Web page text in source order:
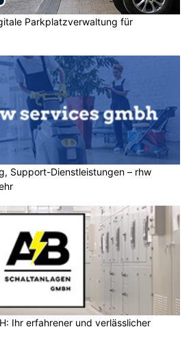
Parkplatzverwaltung für
Support-Dienstleistungen – rhw
Ihr erfahrener und verlässlicher